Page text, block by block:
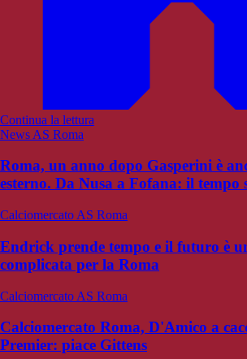
Continua la lettura
News AS Roma
Roma, un anno dopo Gasperini è
esterno. Da Nusa a Fofana: il tempo
Calciomercato AS Roma
Endrick prende tempo e il futuro è
complicata per la Roma
Calciomercato AS Roma
Calciomercato Roma, D'Amico a
Premier: piace Gittens